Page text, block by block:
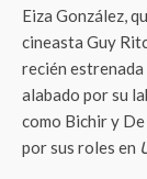
Eiza González,
cineasta Guy
recién
alabado por su
como Bichir y
por sus roles en